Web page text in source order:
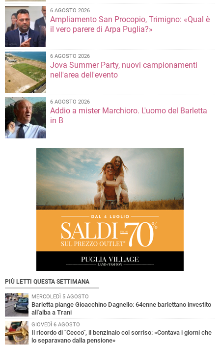
6 AGOSTO 2026
Ampliamento San Procopio, Trimigno: «Qual è
il vero parere di Arpa Puglia?»
6 AGOSTO 2026
Jova Summer Party, nuovi campionamenti
nell'area dell'evento
6 AGOSTO 2026
Addio a mister Marchioro. L'uomo del Barletta
in B
PIÙ LETTI QUESTA SETTIMANA
MERCOLEDÌ 5 AGOSTO
Barletta piange Gioacchino Dagnello: 64enne barlettano investito
all'alba a Trani
GIOVEDÌ 6 AGOSTO
Il ricordo di "Cecco", il benzinaio col sorriso: «Contava i giorni che
lo separavano dalla pensione»